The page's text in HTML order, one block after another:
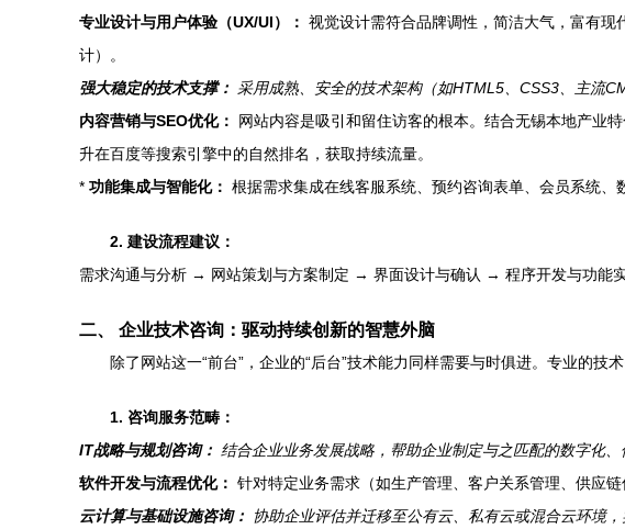
专业设计与用户体验（UX/UI）： 视觉设计需符合品牌调性，简洁大气，富有
计）。
强大稳定的技术支撑： 采用成熟、安全的技术架构（如HTML5、CSS3、主流
内容营销与SEO优化：
网站内容是吸引和留住访客的根本。结合无锡本地产业
升在百度等搜索引擎中的自然排名，获取持续流量。
* 功能集成与智能化： 根据需求集成在线客服系统、预约咨询表单、会员系统、
2. 建设流程建议：
需求沟通与分析 → 网站策划与方案制定 → 界面设计与确认 → 程序开发与功能
二、 企业技术咨询：驱动持续创新的智慧外脑
除了网站这一“前台”，企业的“后台”技术能力同样需要与时俱进。专业的
1. 咨询服务范畴：
IT战略与规划咨询： 结合企业业务发展战略，帮助企业制定与之匹配的数字化
软件开发与流程优化： 针对特定业务需求（如生产管理、客户关系管理、供应
云计算与基础设施咨询：
协助企业评估并迁移至公有云、私有云或混合云环境